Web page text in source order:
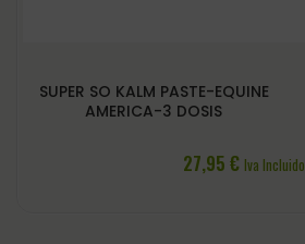
SUPER SO KALM PASTE-EQUINE
AMERICA-3 DOSIS
27,95 € Iva Incluido